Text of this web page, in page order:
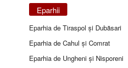
Eparhii
Eparhia de Tiraspol și Dubăsari
Eparhia de Cahul și Comrat
Eparhia de Ungheni și Nisporeni